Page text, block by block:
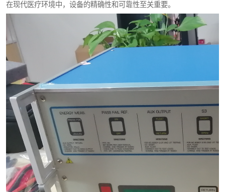
在现代医疗环境中，设备的精确性和可靠性至关重要。